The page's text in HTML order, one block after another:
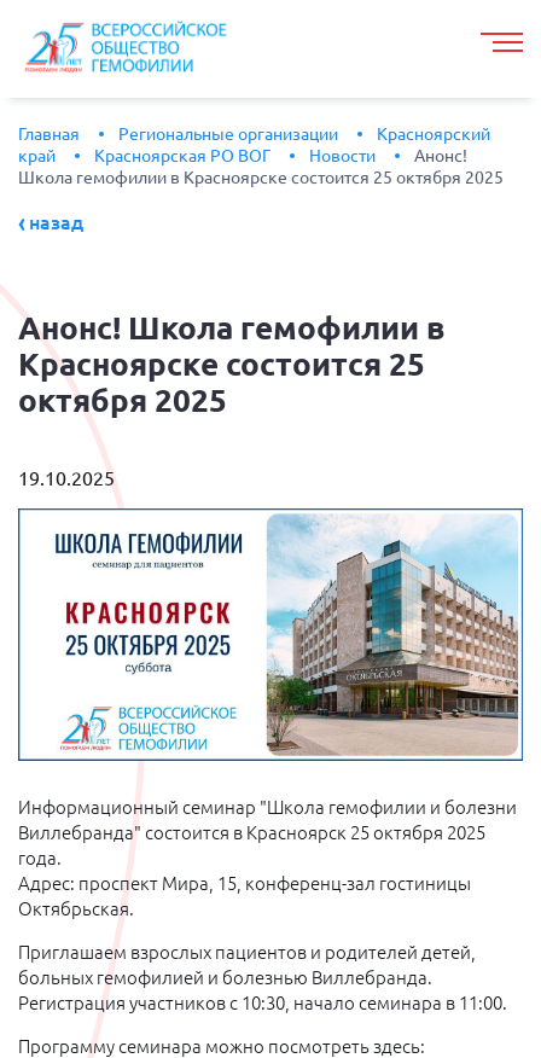
Главная Региональные организации
Красноярский
край
Красноярская РО ВОГ Новости
Анонс!
Школа гемофилии в Красноярске состоится 25 октября 2025
назад
Анонс! Школа гемофилии в
Красноярске состоится 25
октября 2025
19.10.2025
Информационный семинар "Школа гемофилии и болезни
Виллебранда" состоится в Красноярск 25 октября 2025
года.
Адрес: проспект Мира, 15, конференц-зал гостиницы
Октябрьская.
Приглашаем взрослых пациентов и родителей детей,
больных гемофилией и болезнью Виллебранда.
Регистрация участников с 10:30, начало семинара в 11:00.
Программу семинара можно посмотреть здесь: